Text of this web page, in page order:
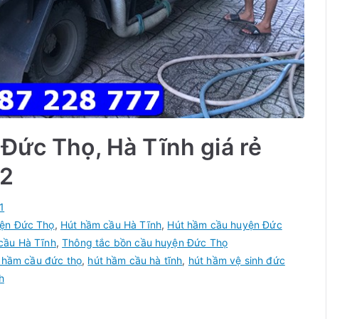
Thọ, Hà Tĩnh giá rẻ
Đức Thọ, Hút hầm cầu Hà Tĩnh, Hút hầm cầu huyện Đức
Hà Tĩnh,Thông tắc bồn cầu huyện Đức Thọ
cầu đức thọ, hút hầm cầu hà tĩnh, hút hầm vệ sinh đức